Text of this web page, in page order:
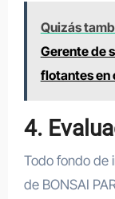
Quizás
Gerente de
flotantes en
4.
Todo fondo de
de BONSAI